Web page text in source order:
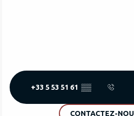
+33 5 53 51 61 ▒▒
CONTACTEZ-